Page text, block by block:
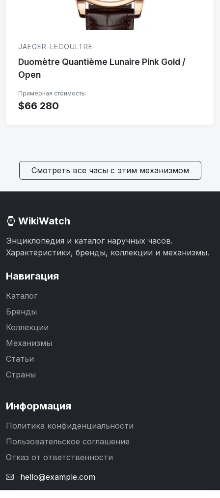
JAEGER-LECOULTRE
Duomètre Quantième Lunaire Pink Gold /
Open
$66 280
Смотреть все часы с этим механизмом
WikiWatch
Энциклопедия и каталог наручных часов.
Характеристики, бренды, коллекции и механизмы.
Навигация
Каталог
Бренды
Коллекции
Механизмы
Статьи
Страны
Информация
Политика конфиденциальности
Пользовательское соглашение
Отказ от ответственности
hello@example.com